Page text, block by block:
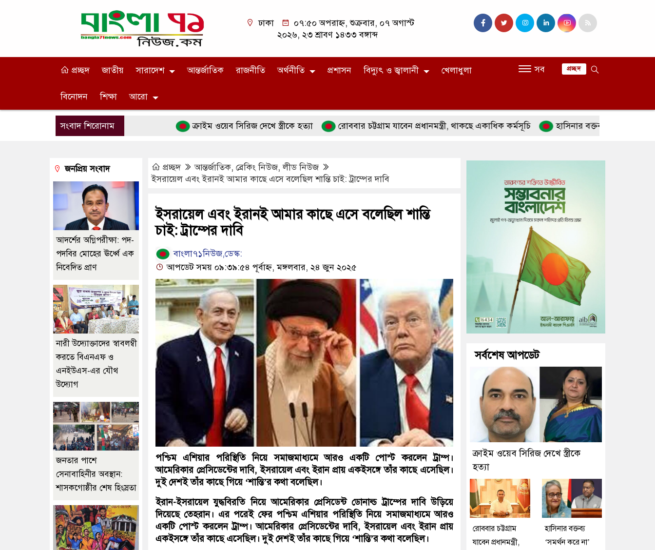
ঢাকা
০৭:৫০ অপরাহ্ন, শুক্রবার, ০৭ অগাস্ট
২০২৬, ২৩ শ্রাবণ ১৪৩৩ বঙ্গাব্দ
প্রচ্ছদ জাতীয় সারাদেশ আন্তর্জাতিক রাজনীতি অর্থনীতি প্রশাসন বিদ্যুৎ ও জ্বালানী খেলাধুলা
বিনোদন শিক্ষা আরো
সব প্রচ্ছদ
সংবাদ শিরোনাম ক্রাইম ওয়েব সিরিজ দেখে স্ত্রীকে হত্যা রোববার চট্টগ্রাম যাবেন প্রধানমন্ত্রী, থাকছে একাধিক কর্মসূচি হাসিনার বক্তব্য ‘সমর্থন করে না’
প্রচ্ছদ আন্তর্জাতিক, ব্রেকিং নিউজ,লীড নিউজ
ইসরায়েল এবং ইরানই আমার কাছে এসে বলেছিল শান্তি চাই: ট্রাম্পের দাবি
ইসরায়েল এবং ইরানই আমার কাছে এসে বলেছিল শান্তি
চাই: ট্রাম্পের দাবি
বাংলা৭১নিউজ,ডেস্ক:
আপডেট সময় ০৯:৩৯:৫৪ পূর্বাহ্ন, মঙ্গলবার, ২৪ জুন ২০২৫
পশ্চিম এশিয়ার পরিস্থিতি নিয়ে সমাজমাধ্যমে আরও একটি পোস্ট করলেন ট্রাম্প।
আমেরিকার প্রেসিডেন্টের দাবি, ইসরায়েল এবং ইরান প্রায় একইসঙ্গে তাঁর কাছে এসেছিল।
দুই দেশই তাঁর কাছে গিয়ে ‘শান্তি’র কথা বলেছিল।
ইরান-ইসরায়েল যুদ্ধবিরতি নিয়ে আমেরিকার প্রেসিডেন্ট ডোনাল্ড ট্রাম্পের দাবি উড়িয়ে
দিয়েছে তেহরান। এর পরেই ফের পশ্চিম এশিয়ার পরিস্থিতি নিয়ে সমাজমাধ্যমে আরও
একটি পোস্ট করলেন ট্রাম্প। আমেরিকার প্রেসিডেন্টের দাবি, ইসরায়েল এবং ইরান প্রায়
একইসঙ্গে তাঁর কাছে এসেছিল। দুই দেশই তাঁর কাছে গিয়ে ‘শান্তি’র কথা বলেছিল।
জনপ্রিয় সংবাদ
আদর্শের অগ্নিপরীক্ষা: পদ-
পদবির মোহের ঊর্ধ্বে এক
নিবেদিত প্রাণ
নারী উদ্যোক্তাদের স্বাবলম্বী
করতে বিএনএফ ও
এনইউএস-এর যৌথ
উদ্যোগ
জনতার পাশে
সেনাবাহিনীর অবস্থান:
শাসকগোষ্ঠীর শেষ হিংস্রতা
সর্বশেষ আপডেট
ক্রাইম ওয়েব সিরিজ দেখে স্ত্রীকে
হত্যা
রোববার চট্টগ্রাম
যাবেন প্রধানমন্ত্রী,
হাসিনার বক্তব্য
‘সমর্থন করে না’